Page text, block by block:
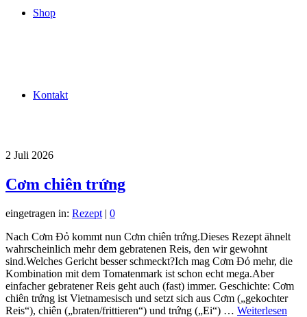
Shop
Kontakt
2 Juli 2026
Cơm chiên trứng
eingetragen in: Rezept | 0
Nach Cơm Đỏ kommt nun Cơm chiên trứng.Dieses Rezept ähnelt
wahrscheinlich mehr dem gebratenen Reis, den wir gewohnt
sind.Welches Gericht besser schmeckt?Ich mag Cơm Đỏ mehr, die
Kombination mit dem Tomatenmark ist schon echt mega.Aber
einfacher gebratener Reis geht auch (fast) immer. Geschichte: Cơm
chiên trứng ist Vietnamesisch und setzt sich aus Cơm („gekochter
Reis“), chiên („braten/frittieren“) und trứng („Ei“) … Weiterlesen